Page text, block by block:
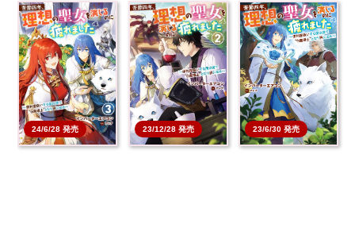
24/6/28 発売 23/12/28 発売 23/6/30 発売